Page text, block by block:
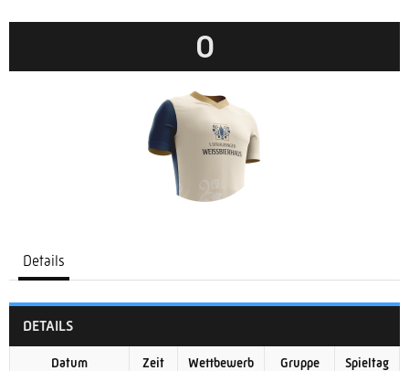
0
Details
DETAILS
Datum Zeit Wettbewerb Gruppe Spieltag